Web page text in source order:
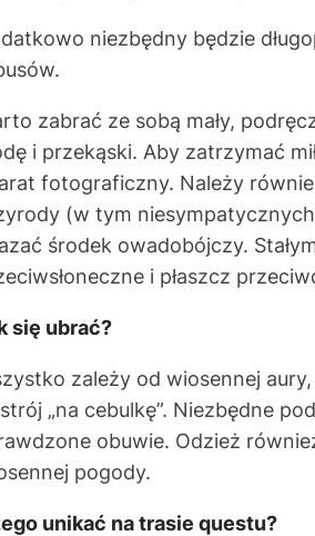
niezbędny będzie
zabrać ze sobą mały,
i przekąski. Aby zatrzymać
fotograficzny. Należy
(w tym
środek owadobójczy.
i płaszcz
się ubrać?
zależy od wiosennej
„na cebulkę”. Niezbędne
obuwie. Odzież
pogody.
unikać na trasie questu?